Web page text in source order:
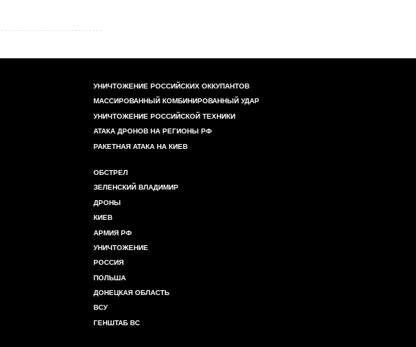
УНИЧТОЖЕНИЕ РОССИЙСКИХ ОККУПАНТОВ
МАССИРОВАННЫЙ КОМБИНИРОВАННЫЙ УДАР
УНИЧТОЖЕНИЕ РОССИЙСКОЙ ТЕХНИКИ
АТАКА ДРОНОВ НА РЕГИОНЫ РФ
РАКЕТНАЯ АТАКА НА КИЕВ
ОБСТРЕЛ
ЗЕЛЕНСКИЙ ВЛАДИМИР
ДРОНЫ
КИЕВ
АРМИЯ РФ
УНИЧТОЖЕНИЕ
РОССИЯ
ПОЛЬША
ДОНЕЦКАЯ ОБЛАСТЬ
ВСУ
ГЕНШТАБ ВС